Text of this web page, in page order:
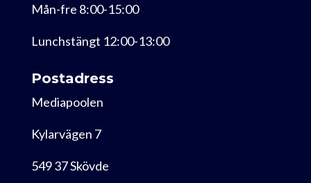
Mån-fre 8:00-15:00
Lunchstängt 12:00-13:00
Postadress
Mediapoolen
Kylarvägen 7
549 37 Skövde